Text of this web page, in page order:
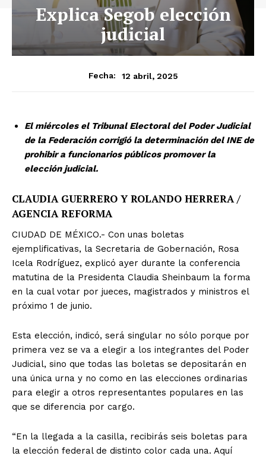
Explica Segob elección
judicial
Fecha: 12 abril, 2025
El miércoles el Tribunal Electoral del Poder Judicial
de la Federación corrigió la determinación del INE de
prohibir a funcionarios públicos promover la
elección judicial.
CLAUDIA GUERRERO Y ROLANDO HERRERA /
AGENCIA REFORMA
CIUDAD DE MÉXICO.- Con unas boletas
ejemplificativas, la Secretaria de Gobernación, Rosa
Icela Rodríguez, explicó ayer durante la conferencia
matutina de la Presidenta Claudia Sheinbaum la forma
en la cual votar por jueces, magistrados y ministros el
próximo 1 de junio.
Esta elección, indicó, será singular no sólo porque por
primera vez se va a elegir a los integrantes del Poder
Judicial, sino que todas las boletas se depositarán en
una única urna y no como en las elecciones ordinarias
para elegir a otros representantes populares en las
que se diferencia por cargo.
“En la llegada a la casilla, recibirás seis boletas para
la elección federal de distinto color cada una. Aquí